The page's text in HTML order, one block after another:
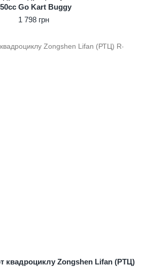
Go Kart Buggy
1 798 грн
квадроциклу Zongshen Lifan (РТЦ)